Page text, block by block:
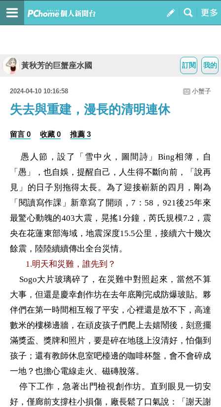
我的
訂閱
黃秋芳的巨蟹座水國
2024-04-10 10:16:58 小蟹子
失去與重建，漫長的清明連休
留言 0 收藏 0 推薦 3
愚人節，設了「雪中火，圖間詩」 Bing相簿，自
「 愚 」
，也自娛，提醒自己，人生得不斷向前，「說再
見」的日子別拖得太長。為了迎接嶄新的四月，剛為
「閱讀寫作課」新章寫了開頭， 7 ： 58 ， 921後25年來
最驚心動魄的403大震，晃搖1分鐘，芮氏規模7.2 ，震
央在花蓮東部海域，地震深度15.5公里，接續六十幾次
餘震，陸陸續續傳出全台災情。
1.明天和災難，誰先到？
Sogo大片玻璃碎了，在災難中對照起來，當然不算
大事，但還是慶幸創作坊在去年底剛完成防爆玻貼。夥
伴們在第一時間相互報了平安，心裡還是放不下，高達
數米的樓梯邊牆，在頑皮孩子們爬上去嬉鬧後，刻意擺
滿獎盃、獎牌和照片，要是碎在地毯上沒清好，怕傷到
孩子；還有教師休息室吧檯邊的咖啡杯盤，會不會碎成
一地？也擔心電線走火、磁磚脫落。
停下工作，急著出門檢視創作坊。直到眼見一切安
好，僅廊前支撐柱小損傷，廠長鬆了口氣說：「謝天謝